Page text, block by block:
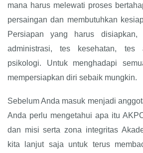
mana harus melewati proses
persaingan dan membutuhkan
Persiapan yang harus disiapkan,
administrasi, tes kesehatan, tes
psikologi. Untuk menghadapi
mempersiapkan diri sebaik mungkin.
Sebelum Anda masuk menjadi
Anda perlu mengetahui apa itu
dan misi serta zona integritas
kita lanjut saja untuk terus